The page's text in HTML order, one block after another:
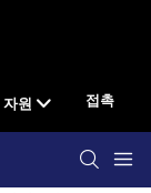
자원 접촉